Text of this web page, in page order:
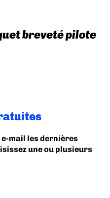
breveté pilote
e-mail les dernières
une ou plusieurs